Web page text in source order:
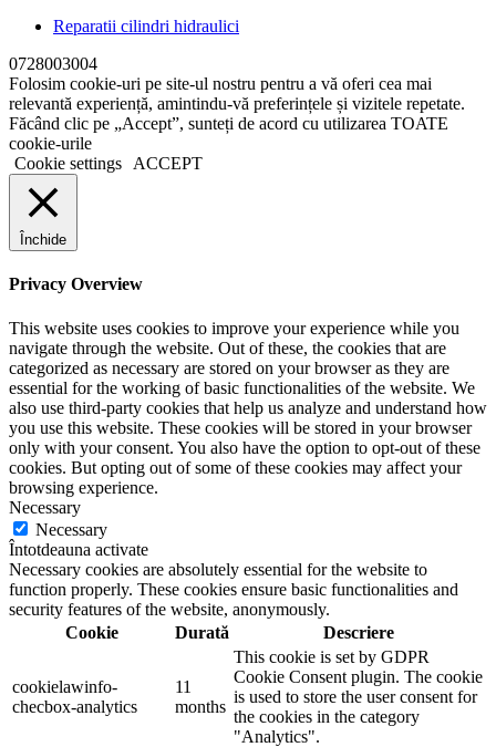
Reparatii cilindri hidraulici
0728003004
Folosim cookie-uri pe site-ul nostru pentru a vă oferi cea mai
relevantă experiență, amintindu-vă preferințele și vizitele repetate.
Făcând clic pe „Accept”, sunteți de acord cu utilizarea TOATE
cookie-urile
Cookie settings
ACCEPT
Închide
Privacy Overview
This website uses cookies to improve your experience while you
navigate through the website. Out of these, the cookies that are
categorized as necessary are stored on your browser as they are
essential for the working of basic functionalities of the website. We
also use third-party cookies that help us analyze and understand how
you use this website. These cookies will be stored in your browser
only with your consent. You also have the option to opt-out of these
cookies. But opting out of some of these cookies may affect your
browsing experience.
Necessary
Necessary
Întotdeauna activate
Necessary cookies are absolutely essential for the website to
function properly. These cookies ensure basic functionalities and
security features of the website, anonymously.
Cookie
Durată Descriere
cookielawinfo-
checbox-analytics
11
months
This cookie is set by GDPR
Cookie Consent plugin. The cookie
is used to store the user consent for
the cookies in the category
"Analytics".